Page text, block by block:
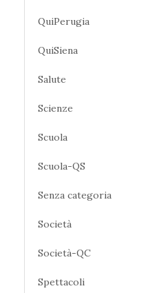
QuiPerugia
QuiSiena
Salute
Scienze
Scuola
Scuola-QS
Senza categoria
Società
Società-QC
Spettacoli